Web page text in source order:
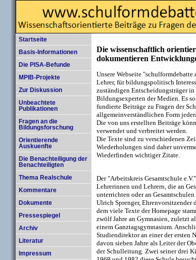
Startseite
Basis-Informationen
Die PISA-Befunde
MPIB-Projekte
Zur Diskussion
Unbeachtete
Publikationen
Fragen an die
Bildungsforschung
Orientierende
Auskuenfte
Die Benachteiligung der
Benachteiligten
Thema Realschule
Kommentare
Dokumente
Pressespiegel
Archiv
Literatur
Impressum
Die wissenschaftlich
dokumentieren
Unsere Webseite
Lehrer, für bildungspolitisch
zuständigen Entscheidungsträger
Bildungsexperten der Medien. Es
fundierte Beiträge zu Fragen der
allgemeinverständlichen Form
Die von uns erstellten Beiträge
verwendet und verbreitet werden.
Die Texte sind zu verschiedenen
Wiederholungen sind daher
Wiederfinden wichtiger Zitate.
Der"Arbeitskreis Gesamtschule e.V."
Lehrerinnen und Lehrern, die an
unterrichten oder an
Ulrich Sprenger, Ehrenvorsitzender
dem viele Texte der Homepage
zwölf Jahre an Gymnasien, zuletzt
einem Ganztagsgymnasium.
Studiendirektor an einer der ersten
davon sieben Jahre als Leiter der
der Schulleitung. Zwei seiner drei